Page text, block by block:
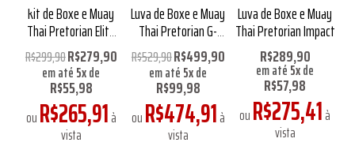
Kit de Boxe e Muay
Thai Pretorian Elite
Branca e Rosa
R$299,90R$279,90
em até5xde
R$55,98
ouR$265,91à
vista
Luva de Boxe e Muay
Thai Pretorian G-
Force Couro
R$529,90R$499,90
em até5xde
R$99,98
ouR$474,91à
vista
Luva de Boxe e Muay
Thai Pretorian Impact
R$289,90
em até5xde
R$57,98
ouR$275,41à
vista